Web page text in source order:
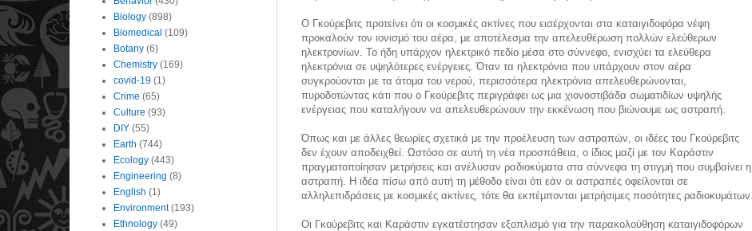
Ο Γκούρεβιτς προτείνει ότι οι κοσμικές ακτίνες που εισέρχονται στα καταιγιδοφόρα νέφη
προκαλούν τον ιονισμό του αέρα, με αποτέλεσμα την απελευθέρωση πολλών ελεύθερων
ηλεκτρονίων. Το ήδη υπάρχον ηλεκτρικό πεδίο μέσα στο σύννεφο, ενισχύει τα ελεύθερα
ηλεκτρόνια σε υψηλότερες ενέργειες. Όταν τα ηλεκτρόνια που υπάρχουν στον αέρα
συγκρούονται με τα άτομα του νερού, περισσότερα ηλεκτρόνια απελευθερώνονται,
πυροδοτώντας κάτι που ο Γκούρεβιτς περιγράφει ως μια χιονοστιβάδα σωματιδίων υψηλής
ενέργειας που καταλήγουν να απελευθερώνουν την εκκένωση που βιώνουμε ως αστραπή.
Όπως και με άλλες θεωρίες σχετικά με την προέλευση των αστραπών, οι ιδέες του Γκούρεβιτς
δεν έχουν αποδειχθεί. Ωστόσο σε αυτή τη νέα προσπάθεια, ο ίδιος μαζί με τον Καράστιν
πραγματοποίησαν μετρήσεις και ανέλυσαν ραδιοκύματα στα σύννεφα τη στιγμή που συμβαίνει η
αστραπή. Η ιδέα πίσω από αυτή τη μέθοδο είναι ότι εάν οι αστραπές οφείλονται σε
αλληλεπιδράσεις με κοσμικές ακτίνες, τότε θα εκπέμπονται μετρήσιμες ποσότητες ραδιοκυμάτων.
Οι Γκούρεβιτς και Καράστιν εγκατέστησαν εξοπλισμό για την παρακολούθηση καταιγιδοφόρων
Biology (898)
Biomedical (109)
Botany (6)
Chemistry (169)
covid-19 (1)
Crime (65)
Culture (93)
DIY (55)
Earth (744)
Ecology (443)
Engineering (8)
English (1)
Environment (193)
Ethnology (49)